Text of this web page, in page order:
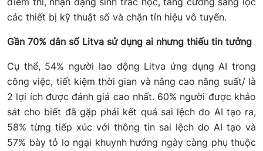
các thiết bị kỹ thuật số và chặn tín hiệu vô tuyến.
Gần 70% dân số Litva sử dụng ai nhưng thiếu tin tưởng
Cụ thể, 54% người lao động Litva ứng dụng AI trong
công việc, tiết kiệm thời gian và nâng cao năng suất/ là
2 lợi ích được đánh giá cao nhất. 60% người được khảo
sát cho biết đã gặp phải kết quả sai lệch do AI tạo ra,
58% từng tiếp xúc với thông tin sai lệch do AI tạo và
57% bày tỏ lo ngại khuynh hướng ngày càng phụ thuộc